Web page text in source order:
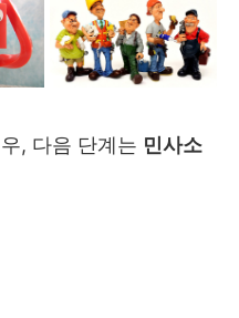
, 다음 단계는 민사소